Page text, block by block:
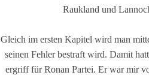
Raukland und
Gleich im ersten Kapitel wird man
seinen Fehler bestraft wird. Damit
ergriff für Ronan Partei. Er war mir